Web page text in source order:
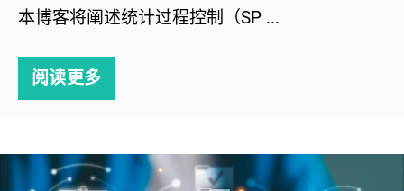
本博客将阐述统计过程控制（SP ...
阅读更多